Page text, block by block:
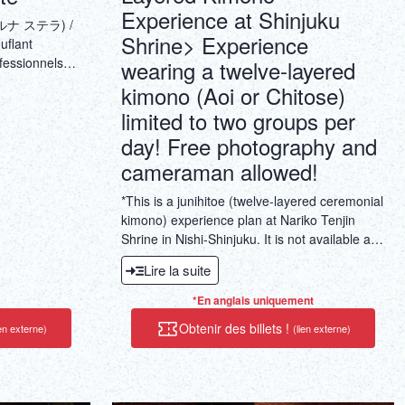
ナ ステラ) /
avec une
à
externe)
Experience at Shinjuku
Shrine> Experience
wearing a twelve-layered
kimono (Aoi or Chitose)
limited to two groups per
day! Free photography and
cameraman allowed!
*This is a junihitoe (twelve-layered ceremonial
kimono) experience plan at Nariko Tenjin
Shrine in Nishi-Shinjuku. It is not available at
our Kagurazaka store. Experience the
coveted Heian period costume, junihitoe
(twelve-layered ceremonial kimono). It's
popular with a wide range of people, including
photography enthusiasts, foreign visitors,
kimono and Japanese clothing lovers, and
those celebrating their 60th birthdays,
birthdays, and other entertainment. Perfect
Lire la suite
*En anglais uniquement
Obtenir des billets ! (lien externe)